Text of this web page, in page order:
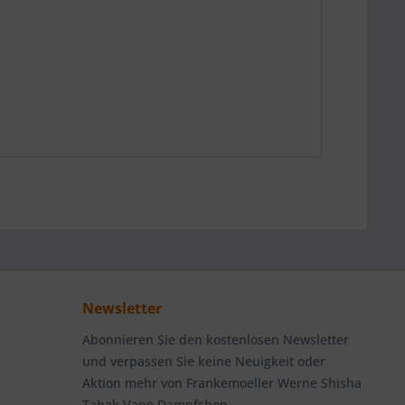
Newsletter
Abonnieren Sie den kostenlosen Newsletter
und verpassen Sie keine Neuigkeit oder
Aktion mehr von Frankemoeller Werne Shisha